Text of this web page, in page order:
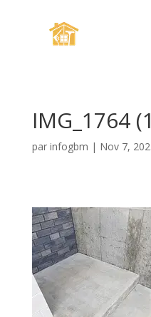
IMG_1764
par infogbm | Nov 7,